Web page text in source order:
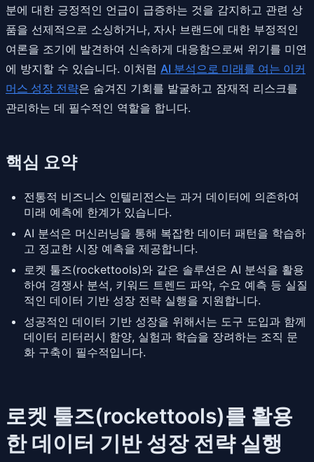
분에 대한 긍정적인 언급이 급증하는 것을 감지하고 관련 상
품을 선제적으로 소싱하거나, 자사 브랜드에 대한 부정적인
여론을 조기에 발견하여 신속하게 대응함으로써 위기를 미연
에 방지할 수 있습니다. 이처럼 AI 분석으로 미래를 여는 이커
머스 성장 전략은 숨겨진 기회를 발굴하고 잠재적 리스크를
관리하는 데 필수적인 역할을 합니다.
핵심 요약
전통적 비즈니스 인텔리전스는 과거 데이터에 의존하여
미래 예측에 한계가 있습니다.
AI 분석은 머신러닝을 통해 복잡한 데이터 패턴을 학습하
고 정교한 시장 예측을 제공합니다.
로켓 툴즈(rockettools)와 같은 솔루션은 AI 분석을 활용
하여 경쟁사 분석, 키워드 트렌드 파악, 수요 예측 등 실질
적인 데이터 기반 성장 전략 실행을 지원합니다.
성공적인 데이터 기반 성장을 위해서는 도구 도입과 함께
데이터 리터러시 함양, 실험과 학습을 장려하는 조직 문
화 구축이 필수적입니다.
로켓 툴즈(rockettools)를 활용
한 데이터 기반 성장 전략 실행